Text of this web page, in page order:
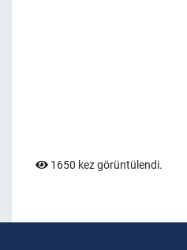
1650 kez görüntülendi.